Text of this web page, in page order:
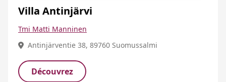
Villa Antinjärvi
Tmi Matti Manninen
Antinjärventie 38, 89760 Suomussalmi
Découvrez